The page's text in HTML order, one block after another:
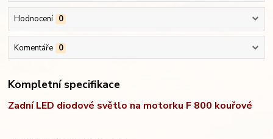
Hodnocení 0
Komentáře 0
Kompletní specifikace
Zadní LED diodové světlo na motorku F 800 kouřové